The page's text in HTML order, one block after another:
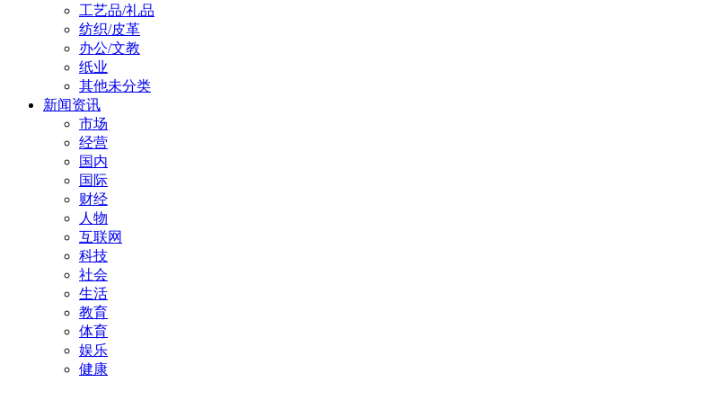
工艺品/礼品
纺织/皮革
办公/文教
纸业
其他未分类
新闻资讯
市场
经营
国内
国际
财经
人物
互联网
科技
社会
生活
教育
体育
娱乐
健康